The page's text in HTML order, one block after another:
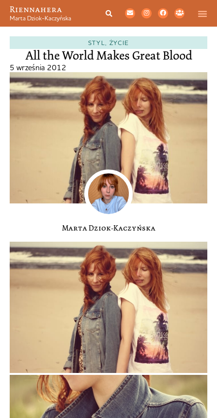
Riennahera
Marta Dziok-Kaczyńska
STYL ŻYCIE
All the World Makes Great Blood
5 września 2012
Marta Dziok-Kaczyńska